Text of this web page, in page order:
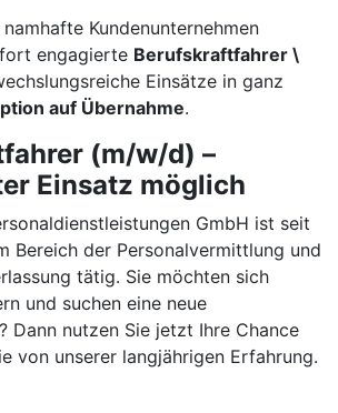
Kundenunternehmen
engagierte Berufskraftfahrer \
Einsätze in ganz
auf Übernahme.
(m/w/d) –
Einsatz möglich
GmbH ist seit
Bereich der Personalvermittlung und
tätig. Sie möchten sich
und suchen eine neue
Dann nutzen Sie jetzt Ihre Chance
von unserer langjährigen Erfahrung.